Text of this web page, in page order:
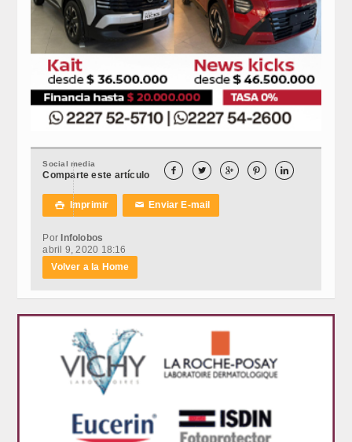
Social media
Comparte este artículo     
 Imprimir ✉Enviar E-mail
PorInfolobos
abril 9, 2020 18:16
Volver a la Home